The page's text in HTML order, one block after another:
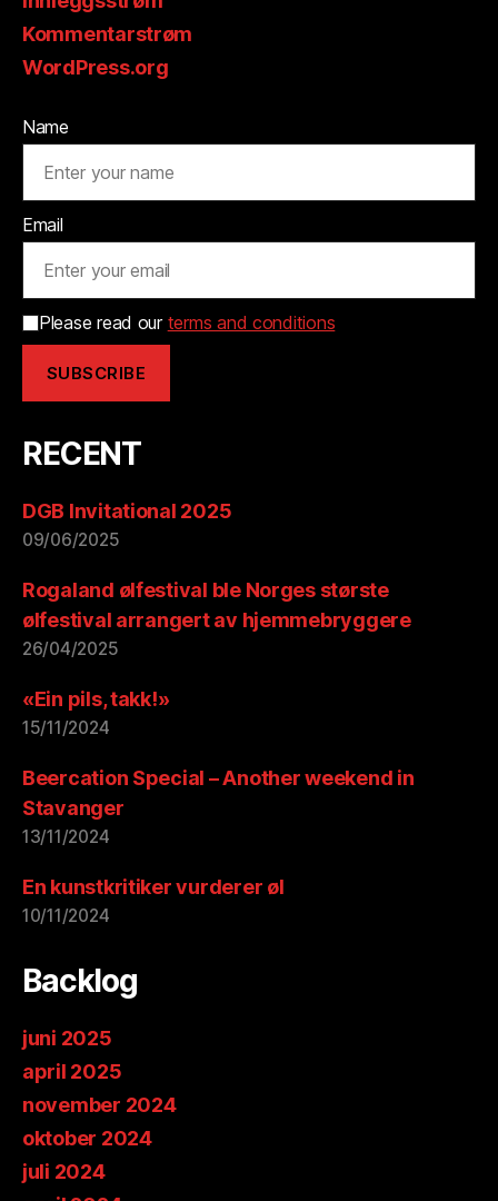
Kommentarstrøm
WordPress.org
Name
Email
Please read our terms and conditions
RECENT
DGB Invitational 2025
09/06/2025
Rogaland ølfestival ble Norges største
ølfestival arrangert av hjemmebryggere
26/04/2025
«Ein pils, takk!»
15/11/2024
Beercation Special – Another weekend in
Stavanger
13/11/2024
En kunstkritiker vurderer øl
10/11/2024
Backlog
juni 2025
april 2025
november 2024
oktober 2024
juli 2024